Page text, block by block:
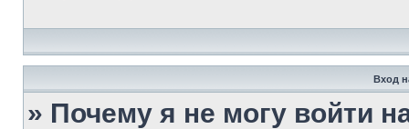
Вход
» Почему я не могу войти